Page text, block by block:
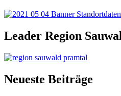
Leader Region
Neueste Beiträge